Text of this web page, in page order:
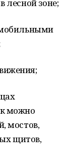
лесной зоне;
мобильными
можно
мостов,
щитов,